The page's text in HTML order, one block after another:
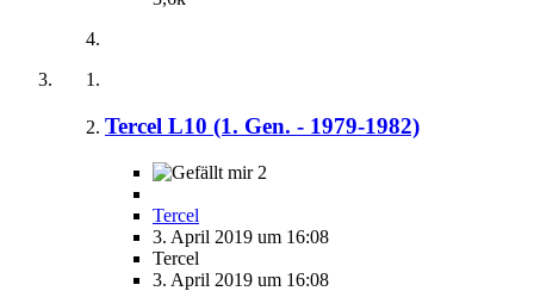
Tercel L10 (1. Gen. - 1979-1982)
2
Tercel
3. April 2019 um 16:08
Tercel
3. April 2019 um 16:08